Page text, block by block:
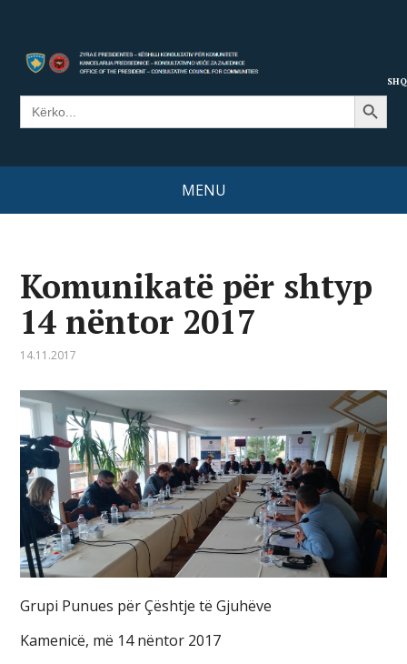
Search
for:
Search Button
MENU
Komunikatë për shtyp
14 nëntor 2017
14.11.2017
Grupi Punues për Çështje të Gjuhëve
Kamenicë, më 14 nëntor 2017